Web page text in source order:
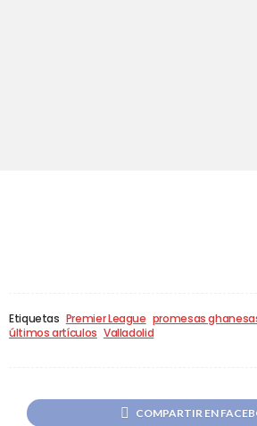
Etiquetas Premier League promesas
últimos artículos Valladolid
COMPARTIR EN